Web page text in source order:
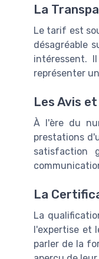
La
Le tarif est
désagréable
intéressent.
représenter
Les Avis
À l'ère du
prestations
satisfaction
La
La
l'expertise et
parler de la